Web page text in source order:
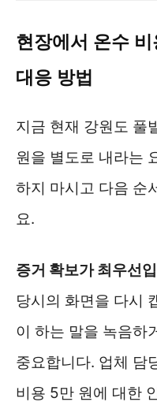
현장에서 온수 비
대응 방법
지금 현재 강원도 풀
원을 별도로 내라는
하지 마시고 다음 순
요.
증거 확보가 최우선
당시의 화면을 다시
이 하는 말을 녹음하
중요합니다. 업체 담
비용 5만 원에 대한